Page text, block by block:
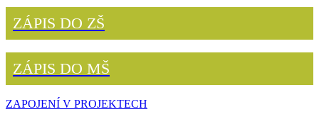
ZÁPIS DO ZŠ
ZÁPIS DO MŠ
ZAPOJENÍ V PROJEKTECH